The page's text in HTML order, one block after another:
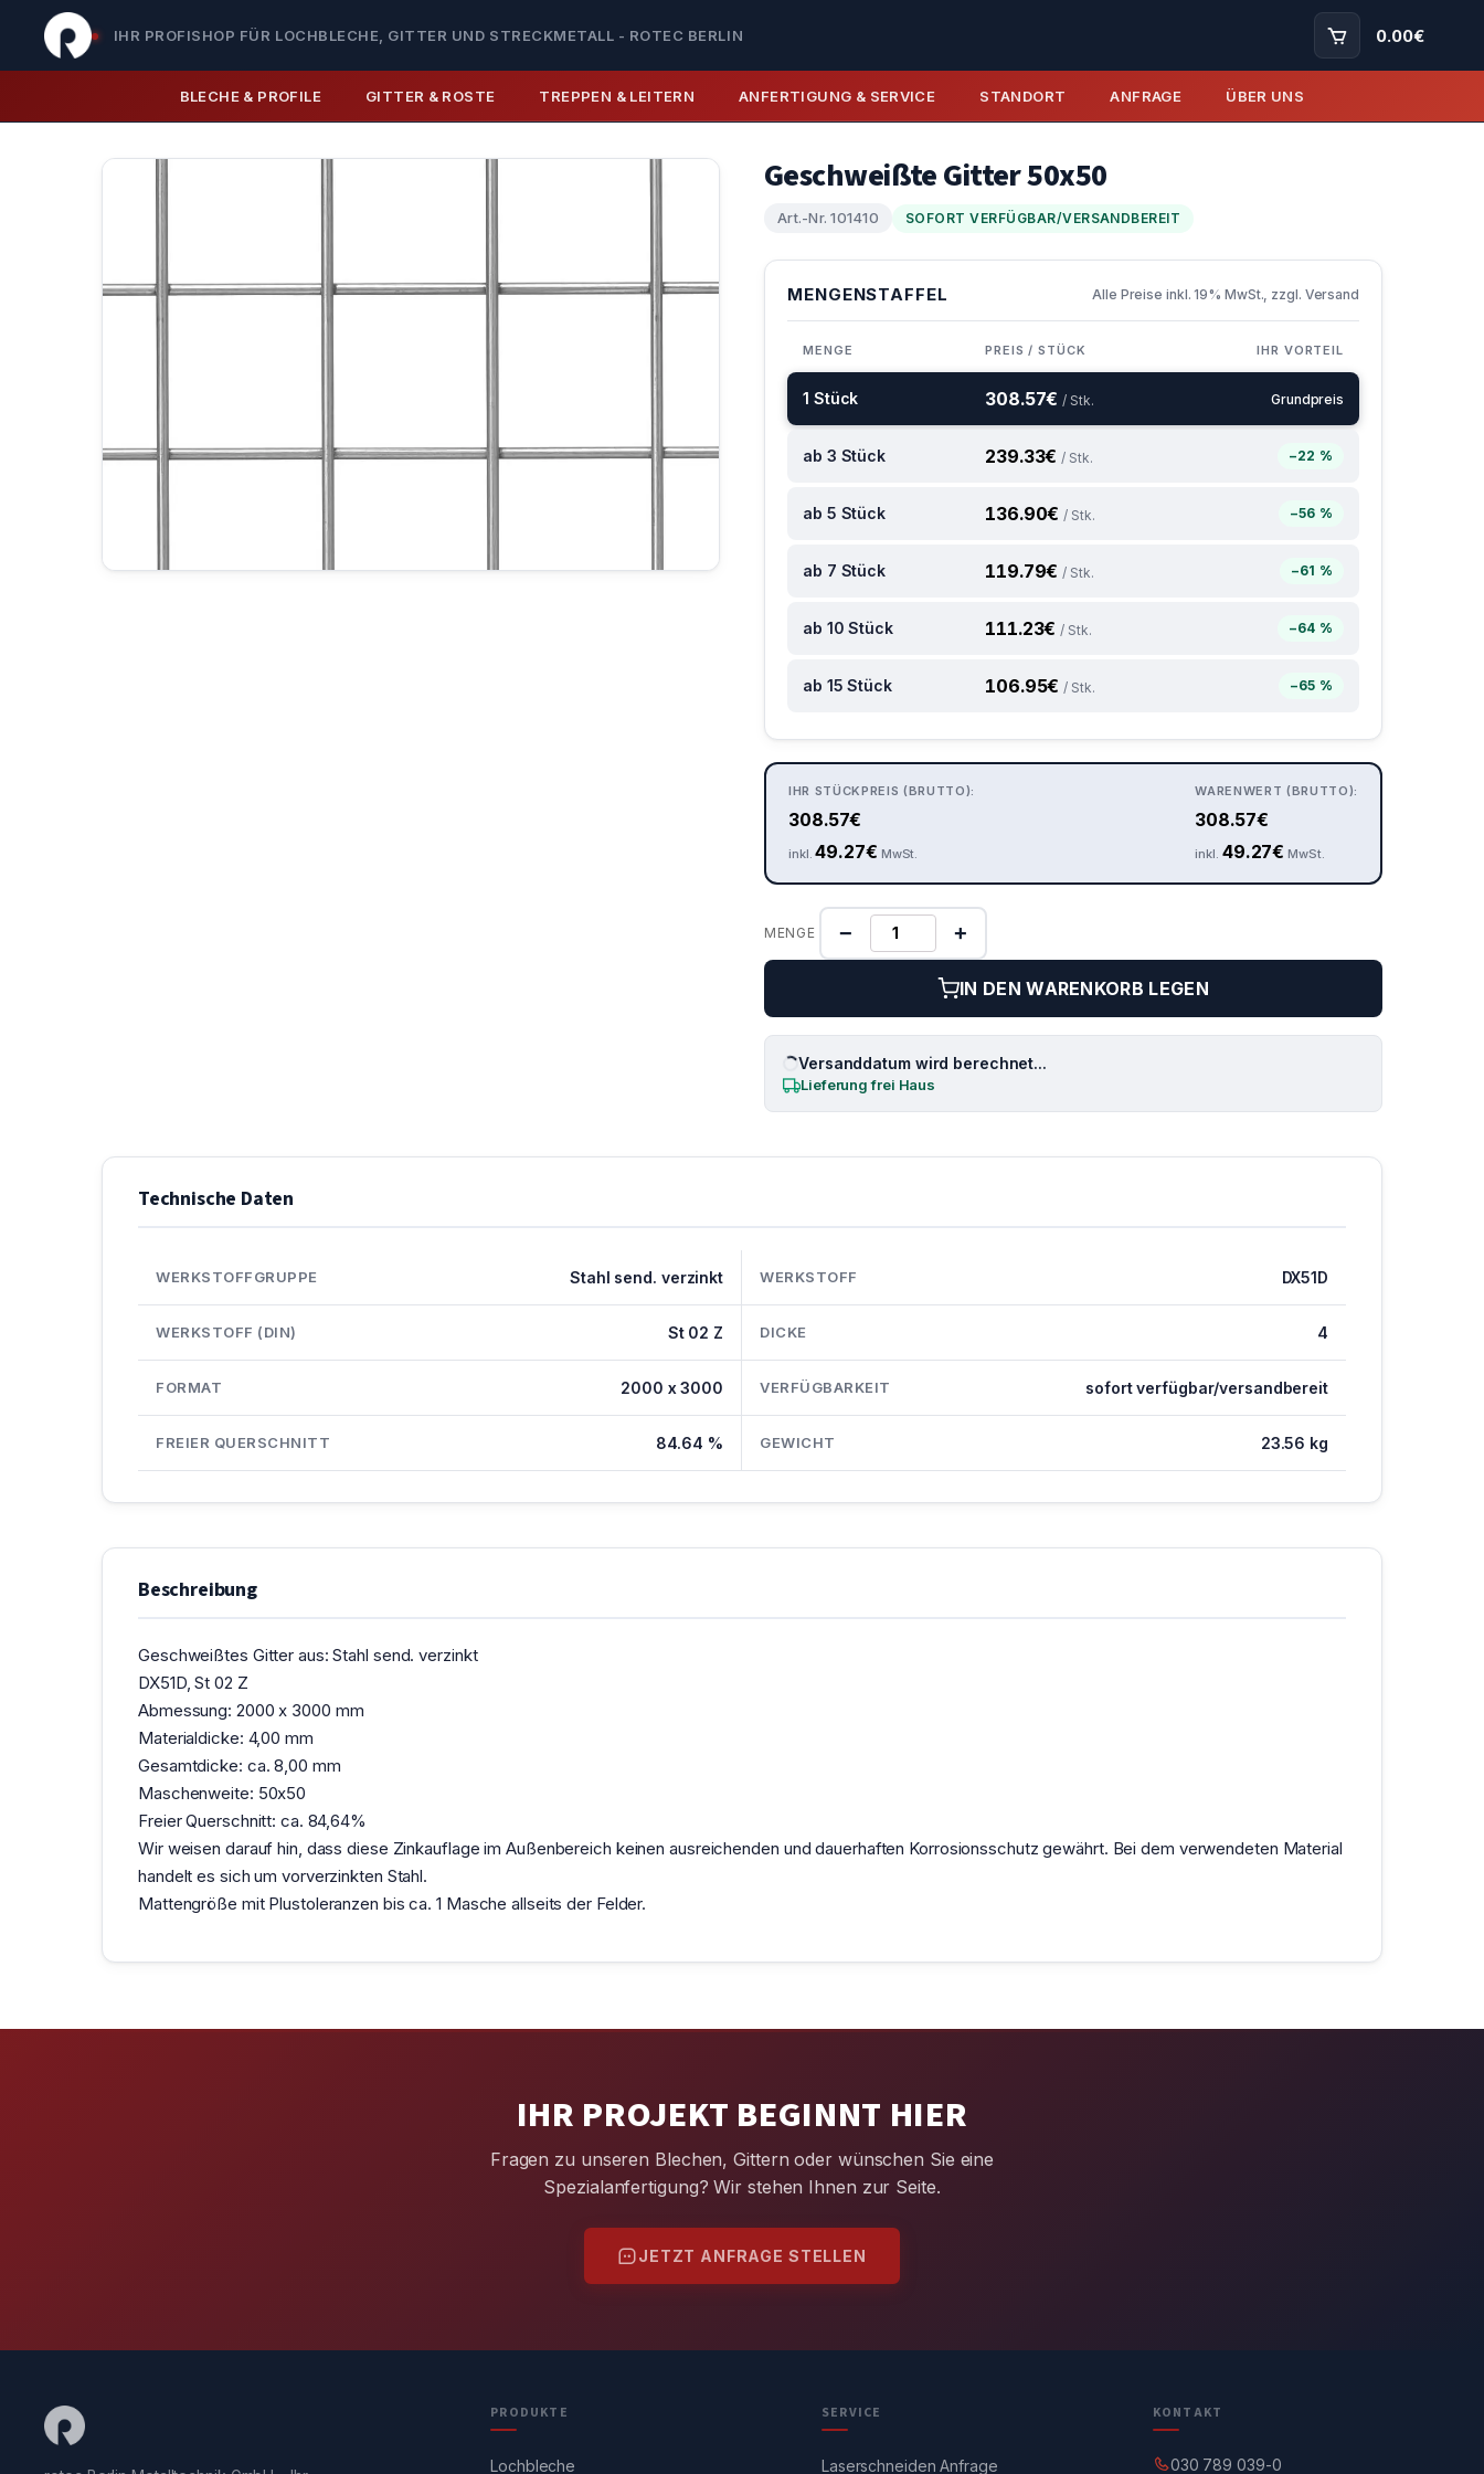
IHR PROFISHOP FÜR LOCHBLECHE, GITTER UND STRECKMETALL - ROTEC BERLIN 0.00€
BLECHE & PROFILE GITTER & ROSTE TREPPEN & LEITERN ANFERTIGUNG & SERVICE STANDORT ANFRAGE ÜBER UNS
Geschweißte Gitter 50x50
Art.-Nr. 101410 SOFORT VERFÜGBAR/VERSANDBEREIT
MENGENSTAFFEL Alle Preise inkl. 19% MwSt., zzgl. Versand
MENGE PREIS / STÜCK IHR VORTEIL
1 Stück 308.57€ / Stk. Grundpreis
ab 3 Stück 239.33€ / Stk. −22 %
ab 5 Stück 136.90€ / Stk. −56 %
ab 7 Stück 119.79€ / Stk. −61 %
ab 10 Stück 111.23€ / Stk. −64 %
ab 15 Stück 106.95€ / Stk. −65 %
IHR STÜCKPREIS (BRUTTO):
308.57€
inkl.49.27€ MwSt.
WARENWERT (BRUTTO):
308.57€
inkl. 49.27€ MwSt.
MENGE − +
IN DEN WARENKORB LEGEN
Versanddatum wird berechnet...
Lieferung frei Haus
Technische Daten
WERKSTOFFGRUPPE Stahl send. verzinkt WERKSTOFF DX51D
WERKSTOFF (DIN) St 02 Z DICKE 4
FORMAT 2000 x 3000 VERFÜGBARKEIT sofort verfügbar/versandbereit
FREIER QUERSCHNITT 84.64 % GEWICHT 23.56 kg
Beschreibung
Geschweißtes Gitter aus: Stahl send. verzinkt
DX51D, St 02 Z
Abmessung: 2000 x 3000 mm
Materialdicke: 4,00 mm
Gesamtdicke: ca. 8,00 mm
Maschenweite: 50x50
Freier Querschnitt: ca. 84,64%
Wir weisen darauf hin, dass diese Zinkauflage im Außenbereich keinen ausreichenden und dauerhaften Korrosionsschutz gewährt. Bei dem verwendeten Material
handelt es sich um vorverzinkten Stahl.
Mattengröße mit Plustoleranzen bis ca. 1 Masche allseits der Felder.
IHR PROJEKT BEGINNT HIER
Fragen zu unseren Blechen, Gittern oder wünschen Sie eine
Spezialanfertigung? Wir stehen Ihnen zur Seite.
JETZT ANFRAGE STELLEN
PRODUKTE
Lochbleche
SERVICE
Laserschneiden Anfrage
KONTAKT
030 789 039-0